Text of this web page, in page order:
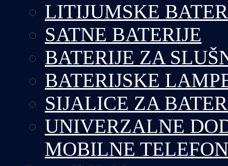
LITIJUMSKE
SATNE BATERIJE
BATERIJE ZA
BATERIJSKE
SIJALICE ZA
UNIVERZALNE
MOBILNE